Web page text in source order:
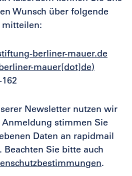
Wunsch über folgende
berliner-mauer.de
mauer[dot]de)
Newsletter nutzen wir
stimmen Sie
Daten an rapidmail
Sie bitte auch
.